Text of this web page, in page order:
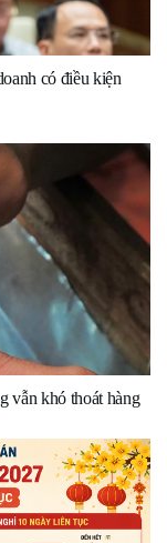
có điều kiện
vẫn khó thoát hàng